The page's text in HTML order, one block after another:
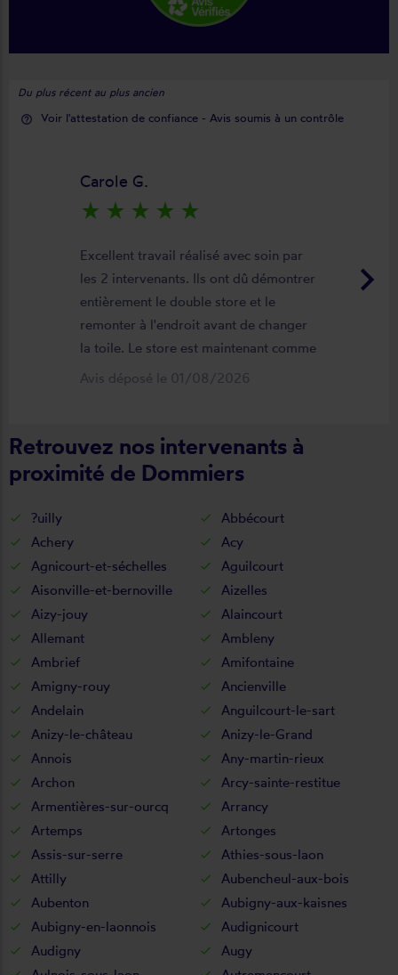
Du plus récent au plus ancien
help_outline Voir l'attestation de confiance - Avis soumis à un contrôle
keyboard_arrow_right
Carole G.
star_rate star_rate star_rate star_rate star_rate
Excellent travail réalisé avec soin par
les 2 intervenants. Ils ont dû démontrer
entièrement le double store et le
remonter à l'endroit avant de changer
la toile. Le store est maintenant comme
neuf, parfaitement positionné et
Avis déposé le 01/08/2026
Retrouvez nos intervenants à
proximité de Dommiers
?uilly
Abbécourt
Achery
Acy
Agnicourt-et-séchelles
Aguilcourt
Aisonville-et-bernoville
Aizelles
Aizy-jouy
Alaincourt
Allemant
Ambleny
Ambrief
Amifontaine
Amigny-rouy
Ancienville
Andelain
Anguilcourt-le-sart
Anizy-le-château
Anizy-le-Grand
Annois
Any-martin-rieux
Archon
Arcy-sainte-restitue
Armentières-sur-ourcq
Arrancy
Artemps
Artonges
Assis-sur-serre
Athies-sous-laon
Attilly
Aubencheul-aux-bois
Aubenton
Aubigny-aux-kaisnes
Aubigny-en-laonnois
Audignicourt
Audigny
Augy